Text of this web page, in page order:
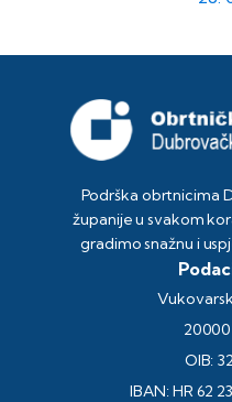
Podrška obrtnicima
županije u svakom
gradimo snažnu i
OIB:
IBAN: HR 62